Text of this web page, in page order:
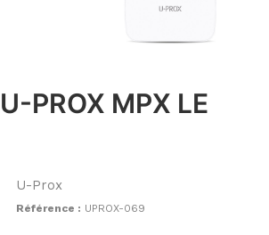
PROX MPX LE
U-Prox
Référence : UPROX-069